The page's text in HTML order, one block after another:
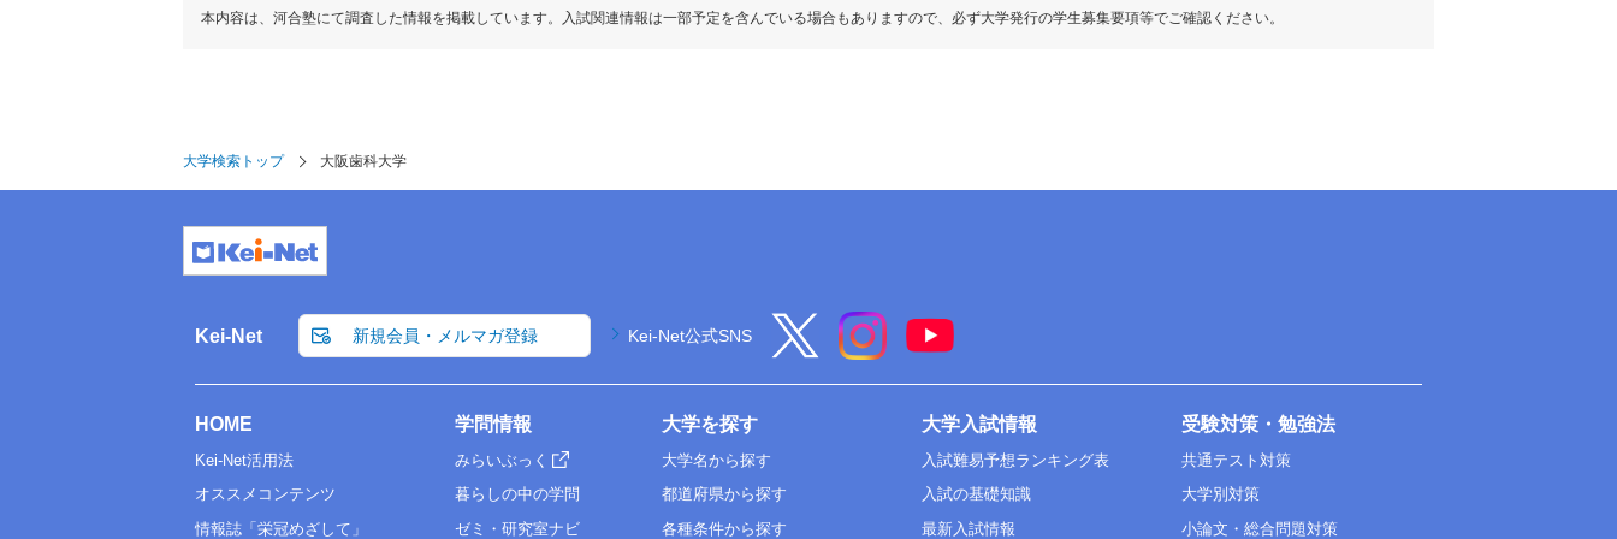
本内容は、河合塾にて調査した情報を掲載しています。入試関連情報は一部予定を含んでいる場合もありますので、必ず大学発行の学生募集要項等でご確認ください。
大学検索トップ 大阪歯科大学
Kei-Net 新規会員・メルマガ登録 Kei-Net公式SNS
HOME
Kei-Net活用法
オススメコンテンツ
情報誌「栄冠めざして」
学問情報
みらいぶっく
暮らしの中の学問
ゼミ・研究室ナビ
大学を探す
大学名から探す
都道府県から探す
各種条件から探す
大学入試情報
入試難易予想ランキング表
入試の基礎知識
最新入試情報
受験対策・勉強法
共通テスト対策
大学別対策
小論文・総合問題対策